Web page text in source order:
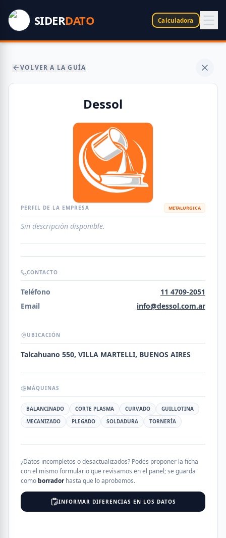
SIDERDATO Calculadora
VOLVER A LA GUÍA
Dessol
PERFIL DE LA EMPRESA METALURGICA
Sin descripción disponible.
CONTACTO
Teléfono
11 4709-2051
Email
info@dessol.com.ar
UBICACIÓN
Talcahuano 550, VILLA MARTELLI, BUENOS AIRES
MÁQUINAS
BALANCINADO CORTE PLASMA CURVADO
GUILLOTINA
MECANIZADO
PLEGADO SOLDADURA TORNERÍA
¿Datos incompletos o desactualizados? Podés proponer la ficha
con el mismo formulario que revisamos en el panel; se guarda
como borradorhasta que lo aprobemos.
INFORMAR DIFERENCIAS EN LOS DATOS